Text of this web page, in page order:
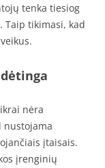
tenka tiesiog
Taip tikimasi, kad
nėra
nustojama
įtaisais.
įrenginių